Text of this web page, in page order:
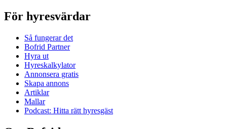
För hyresvärdar
Så fungerar det
Bofrid Partner
Hyra ut
Hyreskalkylator
Annonsera gratis
Skapa annons
Artiklar
Mallar
Podcast: Hitta rätt hyresgäst